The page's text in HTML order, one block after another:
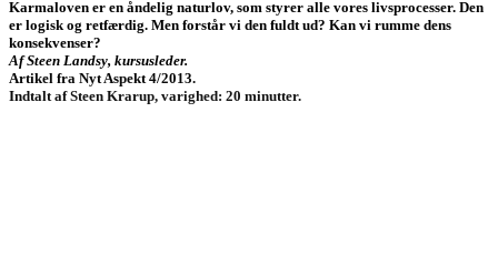
Karmaloven er en åndelig naturlov, som styrer alle vores livsprocesser. Den
er logisk og retfærdig. Men forstår vi den fuldt ud? Kan vi rumme dens
konsekvenser?
Af Steen Landsy, kursusleder.
Artikel fra Nyt Aspekt 4/2013.
Indtalt af Steen Krarup, varighed: 20 minutter.